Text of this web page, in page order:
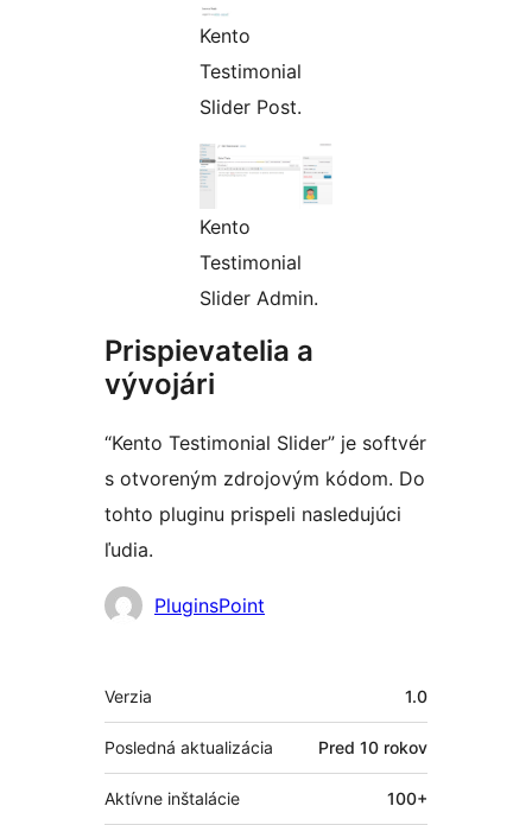
Kento
Testimonial
Slider Post.
Kento
Testimonial
Slider Admin.
Prispievatelia a
vývojári
“Kento Testimonial Slider” je softvér
s otvoreným zdrojovým kódom. Do
tohto pluginu prispeli nasledujúci
ľudia.
Prispievatelia
PluginsPoint
Meta
Verzia 1.0
Posledná aktualizácia Pred 10 rokov
Aktívne inštalácie 100+